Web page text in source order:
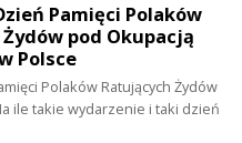
Pamięci Polaków
pod Okupacją
Polsce
Polaków Ratujących Żydów
ile takie wydarzenie i taki dzień